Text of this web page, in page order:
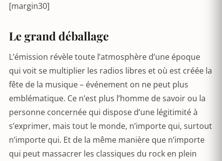
[margin30]
Le grand déballage
L’émission révèle toute l’atmosphère d’une époque
qui voit se multiplier les radios libres et où est créée la
fête de la musique – événement on ne peut plus
emblématique. Ce n’est plus l’homme de savoir ou la
personne concernée qui dispose d’une légitimité à
s’exprimer, mais tout le monde, n’importe qui, surtout
n’importe qui. Et de la même manière que n’importe
qui peut massacrer les classiques du rock en plein